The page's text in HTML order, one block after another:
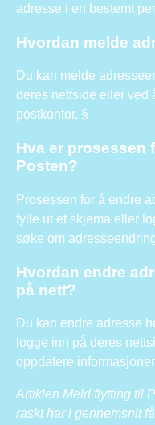
adresse i en bestemt
Hvordan melde
Du kan melde
deres nettside eller ved
postkontor. §
Hva er prosessen
Posten?
Prosessen for å endre
fylle ut et skjema eller
søke om
Hvordan endre
på nett?
Du kan endre adresse
logge inn på deres
oppdatere
Artiklen Meld flytting til
raskt har i gennemsnit